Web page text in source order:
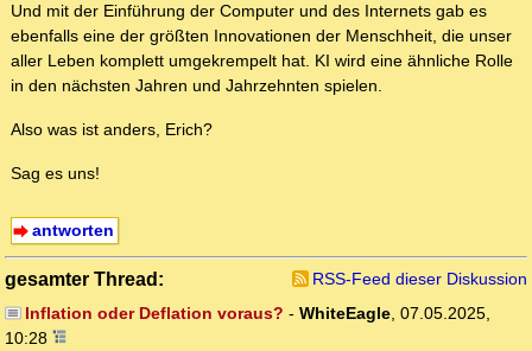
Und mit der Einführung der Computer und des Internets gab es
ebenfalls eine der größten Innovationen der Menschheit, die unser
aller Leben komplett umgekrempelt hat. KI wird eine ähnliche Rolle
in den nächsten Jahren und Jahrzehnten spielen.
Also was ist anders, Erich?
Sag es uns!
antworten
gesamter Thread:
RSS-Feed dieser Diskussion
Inflation oder Deflation voraus? - WhiteEagle, 07.05.2025,
10:28